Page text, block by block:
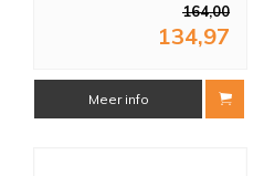
164,00
134,97
Meer info